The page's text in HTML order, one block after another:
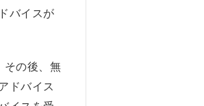
バイスが
その後、無
ドバイス